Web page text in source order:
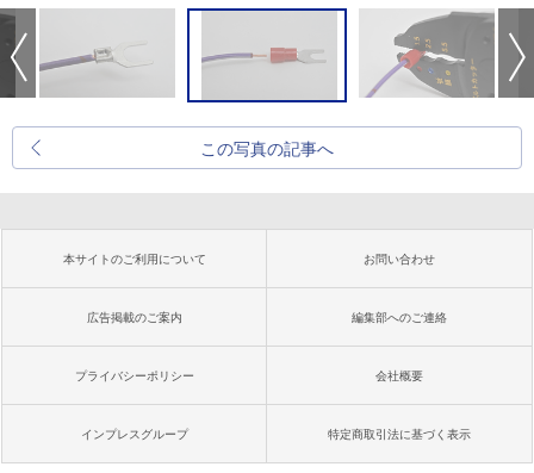
この写真の記事へ
本サイトのご利用について お問い合わせ
広告掲載のご案内 編集部へのご連絡
プライバシーポリシー 会社概要
インプレスグループ 特定商取引法に基づく表示